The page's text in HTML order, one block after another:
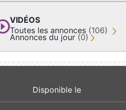
VIDÉOS
Toutes les annonces (106)
Annonces du jour (0)